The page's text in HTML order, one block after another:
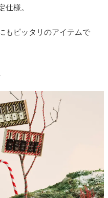
仕様。
もピッタリのアイテムで